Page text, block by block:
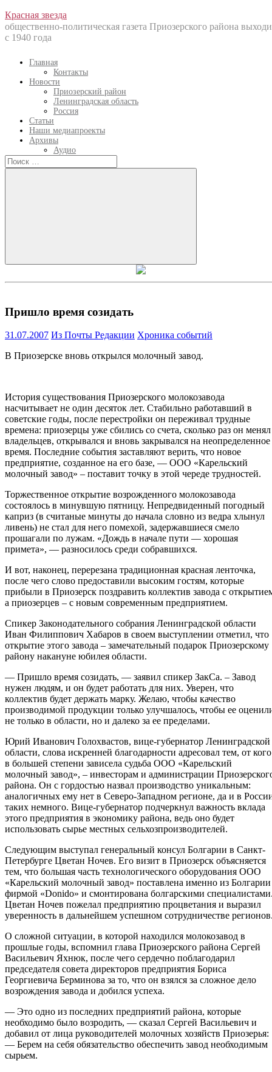
Перейти
к
содержанию
Красная звезда
общественно-политическая газета Приозерского района
с 1940 года
Главная
Контакты
Новости
Приозерский район
Ленинградская область
Россия
Статьи
Наши медиапроекты
Архивы
Аудио
Искать:
Искать
Пришло время созидать
31.07.2007 Из Почты Редакции Хроника событий
В Приозерске вновь открылся молочный завод.
История существования Приозерского молокозавода
насчитывает не один десяток лет. Стабильно работавший в
советские годы, после перестройки он переживал трудные
времена: приозерцы уже сбились со счета, сколько раз он менял
владельцев, открывался и вновь закрывался на неопределенное
время. Последние события заставляют верить, что новое
предприятие, созданное на его базе, — ООО «Карельский
молочный завод» – поставит точку в этой череде трудностей.
Торжественное открытие возрожденного молокозавода
состоялось в минувшую пятницу. Непредвиденный погодный
каприз (в считаные минуты до начала словно из ведра хлынул
ливень) не стал для него помехой, задержавшиеся смело
прошагали по лужам. «Дождь в начале пути — хорошая
примета», — разносилось среди собравшихся.
И вот, наконец, перерезана традиционная красная ленточка,
после чего слово предоставили высоким гостям, которые
прибыли в Приозерск поздравить коллектив завода с
а приозерцев – с новым современным предприятием.
Спикер Законодательного собрания Ленинградской области
Иван Филиппович Хабаров в своем выступлении отметил, что
открытие этого завода – замечательный подарок Приозерскому
району накануне юбилея области.
— Пришло время созидать, — заявил спикер ЗакСа. – Завод
нужен людям, и он будет работать для них. Уверен, что
коллектив будет держать марку. Желаю, чтобы качество
производимой продукции только улучшалось, чтобы ее
не только в области, но и далеко за ее пределами.
Юрий Иванович Голохвастов, вице-губернатор Ленинградской
области, слова искренней благодарности адресовал тем, от кого
в большей степени зависела судьба ООО «Карельский
молочный завод», – инвесторам и администрации
района. Он с гордостью назвал производство уникальным:
аналогичных ему нет в Северо-Западном регионе, да и в
таких немного. Вице-губернатор подчеркнул важность вклада
этого предприятия в экономику района, ведь оно будет
использовать сырье местных сельхозпроизводителей.
Следующим выступал генеральный консул Болгарии в Санкт-
Петербурге Цветан Ночев. Его визит в Приозерск объясняется
тем, что большая часть технологического оборудования ООО
«Карельский молочный завод» поставлена именно из Болгарии
фирмой «Donido» и смонтирована болгарскими
Цветан Ночев пожелал предприятию процветания и выразил
уверенность в дальнейшем успешном сотрудничестве
О сложной ситуации, в которой находился молокозавод в
прошлые годы, вспомнил глава Приозерского района Сергей
Васильевич Яхнюк, после чего сердечно поблагодарил
председателя совета директоров предприятия Бориса
Георгиевича Берминова за то, что он взялся за сложное дело
возрождения завода и добился успеха.
— Это одно из последних предприятий района, которые
необходимо было возродить, — сказал Сергей Васильевич и
добавил от лица руководителей молочных хозяйств Приозерья:
— Берем на себя обязательство обеспечить завод необходимым
сырьем.